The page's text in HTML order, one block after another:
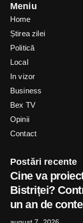
Meniu
Home
Știrea zilei
Politică
Local
In vizor
Business
Bex TV
Opinii
Contact
Postări recente
Cine va
Bistriței?
un an de